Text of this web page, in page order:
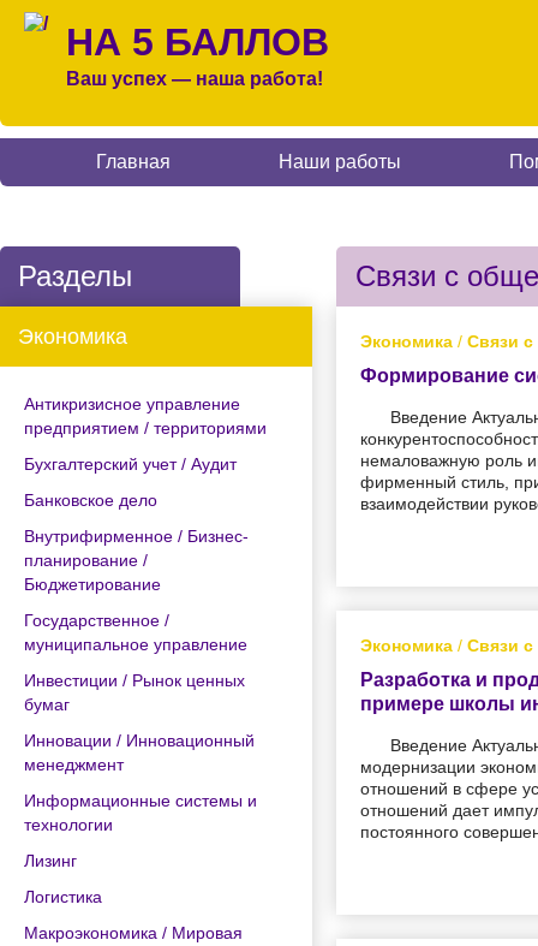
НА 5 БАЛЛОВ
Ваш успех — наша работа!
Главная Наши работы
Разделы
Экономика
Антикризисное управление
предприятием / территориями
Бухгалтерский учет / Аудит
Банковское дело
Внутрифирменное / Бизнес-
планирование /
Бюджетирование
Государственное /
муниципальное управление
Инвестиции / Рынок ценных
бумаг
Инновации / Инновационный
менеджмент
Информационные системы и
технологии
Лизинг
Логистика
Макроэкономика / Мировая
Связи с
Экономика / Связи
Формирование
Введение
немаловажную роль
фирменный стиль,
взаимодействии
Экономика / Связи
Разработка и
примере школы
Введение
модернизации
отношений в сфере
отношений дает
постоянного